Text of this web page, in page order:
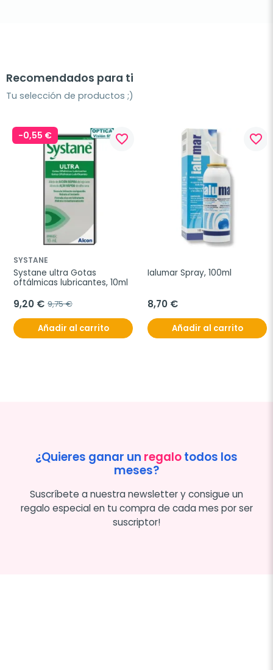
Recomendados para ti
Tu selección de productos ;)
-0,55 € favorite_border
SYSTANE
Systane ultra Gotas
oftálmicas lubricantes, 10ml
9,20 € 9,75 €
Añadir al carrito
favorite_border
Ialumar Spray, 100ml
8,70 €
Añadir al carrito
¿Quieres ganar un regalotodos los
meses?
Suscríbete a nuestra newsletter y consigue un
regalo especial en tu compra de cada mes por ser
suscriptor!